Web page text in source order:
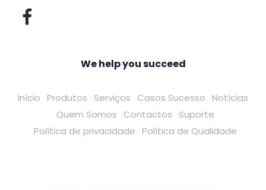
We help you succeed
Início Produtos Serviços Casos Sucesso Notícias
Quem Somos
Contactos
Suporte
Política de privacidade Política de Qualidade